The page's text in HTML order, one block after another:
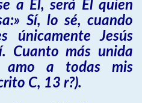
a Èl, será Èl quien
Sí, lo sé, cuando
únicamente Jesús
Cuanto más unida
a todas mis
C, 13 r?).